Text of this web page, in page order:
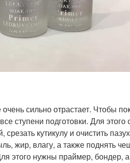
сильно отрастает. Чтобы
ступени подготовки. Для
кутикулу и очистить
жир, влагу, а также поднять
этого нужны праймер, бондер,